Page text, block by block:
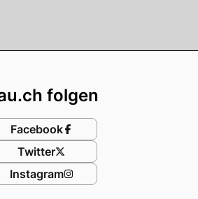
folgen
Facebook
Twitter
Instagram